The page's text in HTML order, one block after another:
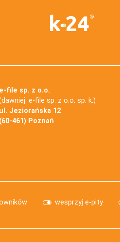
e-file sp. z o.o.
e-file sp. z o.o. sp. k.)
ul. Jeziorańska 12
(60-461) Poznań
wesprzyj e-pity